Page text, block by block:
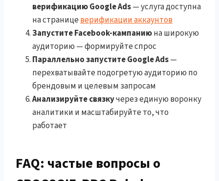
верификацию Google Ads— услуга доступна
на страницеверификации аккаунтов
Запустите Facebook-кампаниюна широкую
аудиторию — формируйте спрос
Параллельно запустите Google Ads—
перехватывайте подогретую аудиторию по
брендовым и целевым запросам
Анализируйте связкучерез единую воронку
аналитики и масштабируйте то, что
работает
FAQ: частые вопросы о